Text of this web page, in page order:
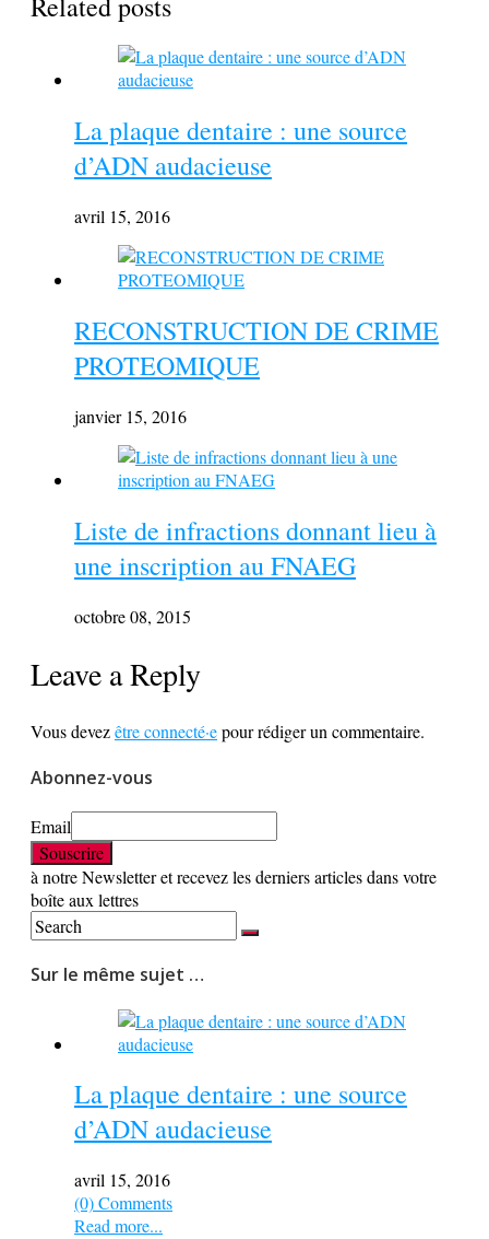
La plaque dentaire : une source
d’ADN audacieuse
avril 15, 2016
RECONSTRUCTION DE CRIME
PROTEOMIQUE
janvier 15, 2016
Liste de infractions donnant lieu à
une inscription au FNAEG
octobre 08, 2015
Leave a Reply
Vous devezêtre connecté·epour rédiger un commentaire.
Abonnez-vous
Email
à notre Newsletter et recevez les derniers articles dans votre
boîte aux lettres
Sur le même sujet …
La plaque dentaire : une source
d’ADN audacieuse
avril 15, 2016
(0) Comments
Read more...